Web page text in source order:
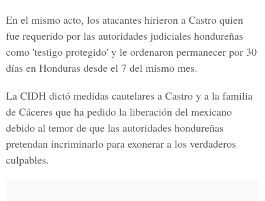
En el mismo acto, los atacantes hirieron a Castro quien
fue requerido por las autoridades judiciales hondureñas
como 'testigo protegido' y le ordenaron permanecer por 30
días en Honduras desde el 7 del mismo mes.
La CIDH dictó medidas cautelares a Castro y a la familia
de Cáceres que ha pedido la liberación del mexicano
debido al temor de que las autoridades hondureñas
pretendan incriminarlo para exonerar a los verdaderos
culpables.